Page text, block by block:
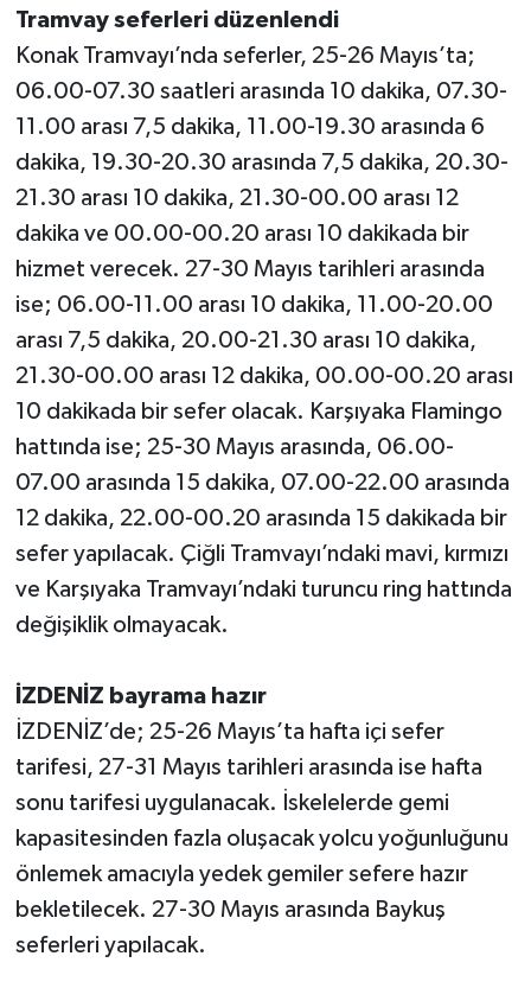
Tramvay seferleri düzenlendi
Konak Tramvayı’nda seferler, 25-26 Mayıs’ta;
06.00-07.30 saatleri arasında 10 dakika, 07.30-
11.00 arası 7,5 dakika, 11.00-19.30 arasında 6
dakika, 19.30-20.30 arasında 7,5 dakika, 20.30-
21.30 arası 10 dakika, 21.30-00.00 arası 12
dakika ve 00.00-00.20 arası 10 dakikada bir
hizmet verecek. 27-30 Mayıs tarihleri arasında
ise; 06.00-11.00 arası 10 dakika, 11.00-20.00
arası 7,5 dakika, 20.00-21.30 arası 10 dakika,
21.30-00.00 arası 12 dakika, 00.00-00.20 arası
10 dakikada bir sefer olacak. Karşıyaka Flamingo
hattında ise; 25-30 Mayıs arasında, 06.00-
07.00 arasında 15 dakika, 07.00-22.00 arasında
12 dakika, 22.00-00.20 arasında 15 dakikada bir
sefer yapılacak. Çiğli Tramvayı’ndaki mavi, kırmızı
ve Karşıyaka Tramvayı’ndaki turuncu ring hattında
değişiklik olmayacak.
İZDENİZ bayrama hazır
İZDENİZ’de; 25-26 Mayıs’ta hafta içi sefer
tarifesi, 27-31 Mayıs tarihleri arasında ise hafta
sonu tarifesi uygulanacak. İskelelerde gemi
kapasitesinden fazla oluşacak yolcu yoğunluğunu
önlemek amacıyla yedek gemiler sefere hazır
bekletilecek. 27-30 Mayıs arasında Baykuş
seferleri yapılacak.